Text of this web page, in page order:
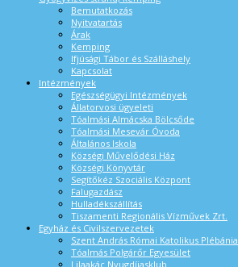
Bemutatkozás
Nyitvatartás
Árak
Kemping
Ifjúsági Tábor és Szálláshely
Kapcsolat
Intézmények
Egészségügyi Intézmények
Állatorvosi ügyeleti
Tóalmási Almácska Bölcsőde
Tóalmási Mesevár Óvoda
Általános Iskola
Községi Művelődési Ház
Községi Könyvtár
Segítőkéz Szociális Központ
Falugazdász
Hulladékszállítás
Tiszamenti Regionális Vízművek Zrt.
Egyház és Civilszervezetek
Szent András Római Katolikus Plébánia
Tóalmás Polgárőr Egyesület
Lilaakác Nyugdíjasklub